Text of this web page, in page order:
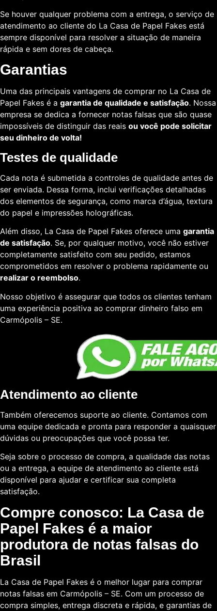
Se houver qualquer problema com a entrega, o serviço de
atendimento ao cliente do La Casa de Papel Fakes está
sempre disponível para resolver a situação de maneira
rápida e sem dores de cabeça.
Garantias
Uma das principais vantagens de comprar no La Casa de
Papel Fakes é a garantia de qualidade e satisfação. Nossa
empresa se dedica a fornecer notas falsas que são quase
impossíveis de distinguir das reais ou você pode solicitar
seu dinheiro de volta!
Testes de qualidade
Cada nota é submetida a controles de qualidade antes de
ser enviada. Dessa forma, inclui verificações detalhadas
dos elementos de segurança, como marca d’água, textura
do papel e impressões holográficas.
Além disso, La Casa de Papel Fakes oferece uma garantia
de satisfação. Se, por qualquer motivo, você não estiver
completamente satisfeito com seu pedido, estamos
comprometidos em resolver o problema rapidamente ou
realizar o reembolso.
Nosso objetivo é assegurar que todos os clientes tenham
uma experiência positiva ao comprar dinheiro falso em
Carmópolis – SE.
Atendimento ao cliente
Também oferecemos suporte ao cliente. Contamos com
uma equipe dedicada e pronta para responder a quaisquer
dúvidas ou preocupações que você possa ter.
Seja sobre o processo de compra, a qualidade das notas
ou a entrega, a equipe de atendimento ao cliente está
disponível para ajudar e certificar sua completa
satisfação.
Compre conosco: La Casa de
Papel Fakes é a maior
produtora de notas falsas do
Brasil
La Casa de Papel Fakes é o melhor lugar para comprar
notas falsas em Carmópolis – SE. Com um processo de
compra simples, entrega discreta e rápida, e garantias de